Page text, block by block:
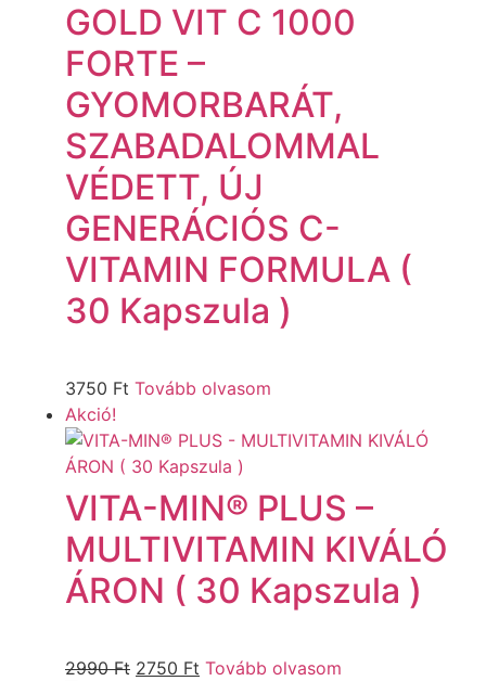
GOLD VIT C 1000
FORTE –
GYOMORBARÁT,
SZABADALOMMAL
VÉDETT, ÚJ
GENERÁCIÓS C-
VITAMIN FORMULA (
30 Kapszula )
3750 Ft Tovább olvasom
Akció!
VITA-MIN® PLUS –
MULTIVITAMIN KIVÁLÓ
ÁRON ( 30 Kapszula )
2990Ft 2750 Ft Tovább olvasom